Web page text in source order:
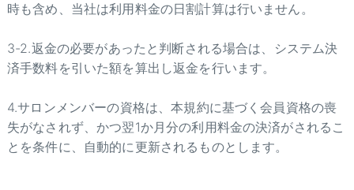
時も含め、当社は利用料金の日割計算は行いません。
3-2.返金の必要があったと判断される場合は、システム決
済手数料を引いた額を算出し返金を行います。
4.サロンメンバーの資格は、本規約に基づく会員資格の喪
失がなされず、かつ翌1か月分の利用料金の決済がされるこ
とを条件に、自動的に更新されるものとします。